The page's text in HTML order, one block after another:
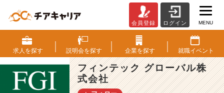
ィ
ン
テ
ッ
ク
グ
会員登録 ログイン MENU
求人を探す 説明会を探す 企業を探す 就職イベント
フィンテック グローバル株
式会社